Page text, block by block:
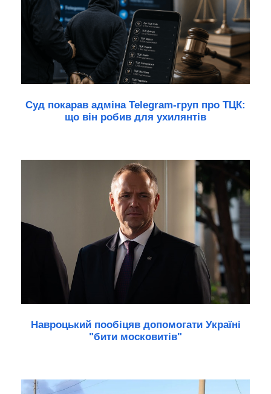
Суд покарав адміна Telegram-груп про ТЦК:
що він робив для ухилянтів
Навроцький пообіцяв допомогати Україні
"бити московитів"